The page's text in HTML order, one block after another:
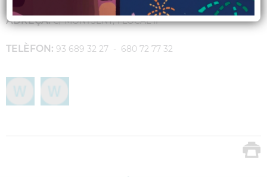
ADREÇA:C/ MONTSENY, 1 LOCAL II
TELÈFON: 93 689 32 27 - 680 72 77 32